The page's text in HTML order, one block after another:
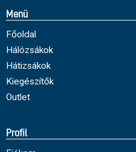
Menü
Főoldal
Hálózsákok
Hátizsákok
Kiegészítők
Outlet
Profil